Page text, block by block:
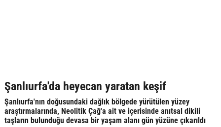
Şanlıurfa'da heyecan yaratan keşif
Şanlıurfa'nın doğusundaki dağlık bölgede yürütülen yüzey
araştırmalarında, Neolitik Çağ'a ait ve içerisinde anıtsal dikili
taşların bulunduğu devasa bir yaşam alanı gün yüzüne çıkarıldı